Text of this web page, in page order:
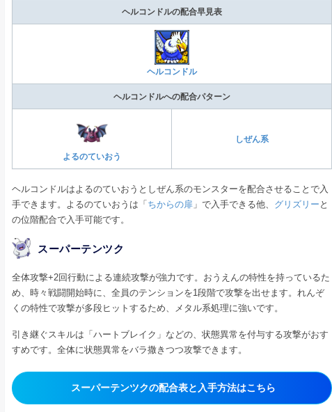
ヘルコンドルの配合早見表
ヘルコンドル
ヘルコンドルへの配合パターン
よるのていおう
しぜん系
ヘルコンドルはよるのていおうとしぜん系のモンスターを配合させることで入
手できます。よるのていおうは「ちからの扉 」で入手できる他、 グリズリー と
の位階配合で入手可能です。
スーパーテンツク
全体攻撃+2回行動による連続攻撃が強力です。おうえんの特性を持っているた
め、時々戦闘開始時に、全員のテンションを1段階で攻撃を出せます。れんぞ
くの特性で攻撃が多段ヒットするため、メタル系処理に強いです。
引き継ぐスキルは「ハートブレイク」などの、状態異常を付与する攻撃がおす
すめです。全体に状態異常をバラ撒きつつ攻撃できます。
スーパーテンツクの配合表と入手方法はこちら